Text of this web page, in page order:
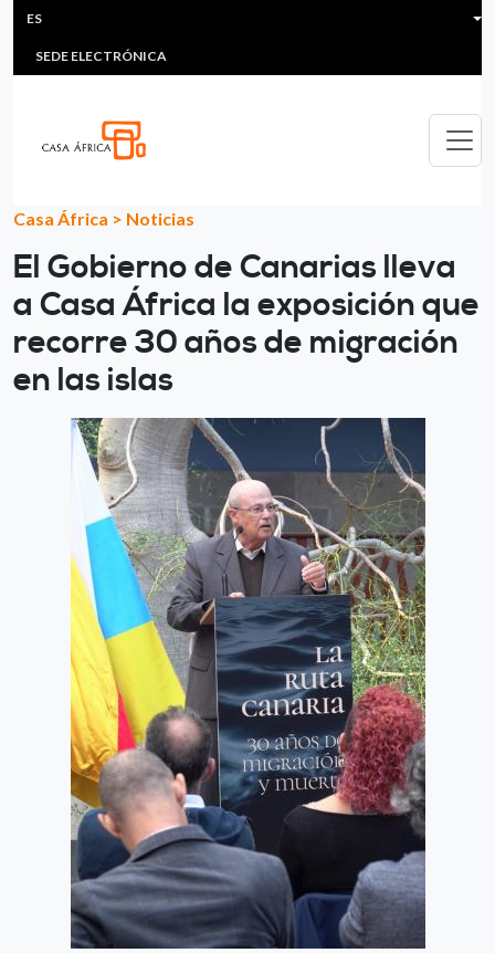
Pasar al contenido principal
HEADER MENU
MULTIMEDIA
SEDE ELECTRÓNICA
ES
Casa África > Noticias
El Gobierno de Canarias lleva
a Casa África la exposición que
recorre 30 años de migración
en las islas